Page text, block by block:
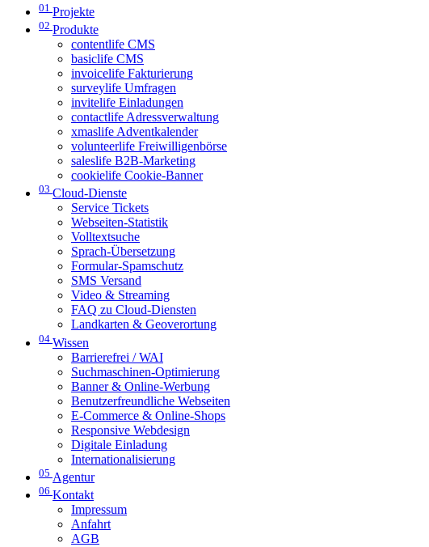
01 Projekte
02 Produkte
contentlife CMS
basiclife CMS
invoicelife Fakturierung
surveylife Umfragen
invitelife Einladungen
contactlife Adressverwaltung
xmaslife Adventkalender
volunteerlife Freiwilligenbörse
saleslife B2B-Marketing
cookielife Cookie-Banner
03 Cloud-Dienste
Service Tickets
Webseiten-Statistik
Volltextsuche
Sprach-Übersetzung
Formular-Spamschutz
SMS Versand
Video & Streaming
FAQ zu Cloud-Diensten
Landkarten & Geoverortung
04 Wissen
Barrierefrei / WAI
Suchmaschinen-Optimierung
Banner & Online-Werbung
Benutzerfreundliche Webseiten
E-Commerce & Online-Shops
Responsive Webdesign
Digitale Einladung
Internationalisierung
05 Agentur
06 Kontakt
Impressum
Anfahrt
AGB